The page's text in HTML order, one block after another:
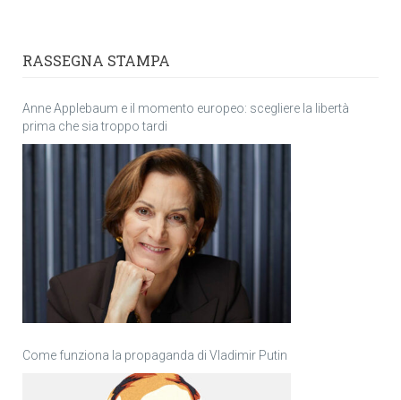
RASSEGNA STAMPA
Anne Applebaum e il momento europeo: scegliere la libertà
prima che sia troppo tardi
Come funziona la propaganda di Vladimir Putin